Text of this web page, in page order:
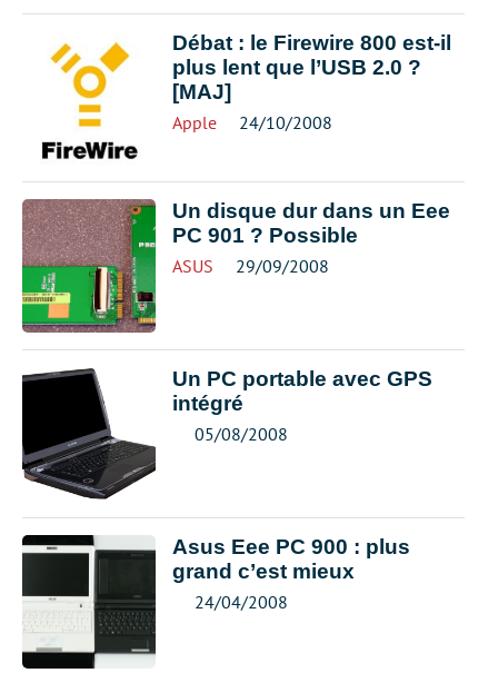
Débat : le Firewire 800 est-il
plus lent que l’USB 2.0 ?
[MAJ]
Apple 24/10/2008
Un disque dur dans un Eee
PC 901 ? Possible
ASUS 29/09/2008
Un PC portable avec GPS
intégré
05/08/2008
Asus Eee PC 900 : plus
grand c’est mieux
24/04/2008